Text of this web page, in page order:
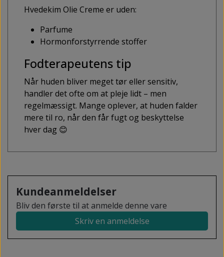
Hvedekim Olie Creme er uden:
Parfume
Hormonforstyrrende stoffer
Fodterapeutens tip
Når huden bliver meget tør eller sensitiv,
handler det ofte om at pleje lidt – men
regelmæssigt. Mange oplever, at huden falder
mere til ro, når den får fugt og beskyttelse
hver dag 😊
Kundeanmeldelser
Bliv den første til at anmelde denne vare
Skriv en anmeldelse